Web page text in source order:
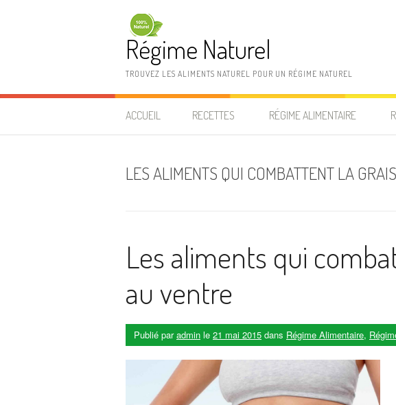
Régime Naturel
TROUVEZ LES ALIMENTS NATUREL POUR UN RÉGIME NATUREL
ACCUEIL RECETTES RÉGIME ALIMENTAIRE
LES ALIMENTS QUI COMBATTENT LA
Les aliments qui
au ventre
Publié paradmin le 21 mai 2015 dans Régime Alimentaire,